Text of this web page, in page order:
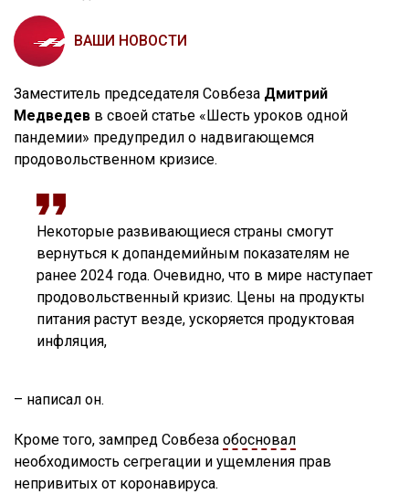
ВАШИ НОВОСТИ
Заместитель председателя Совбеза Дмитрий
Медведев в своей статье «Шесть уроков одной
пандемии» предупредил о надвигающемся
продовольственном кризисе.
Некоторые развивающиеся страны смогут
вернуться к допандемийным показателям не
ранее 2024 года. Очевидно, что в мире наступает
продовольственный кризис. Цены на продукты
питания растут везде, ускоряется продуктовая
инфляция,
– написал он.
Кроме того, зампред Совбеза обосновал
необходимость сегрегации и ущемления прав
непривитых от коронавируса.